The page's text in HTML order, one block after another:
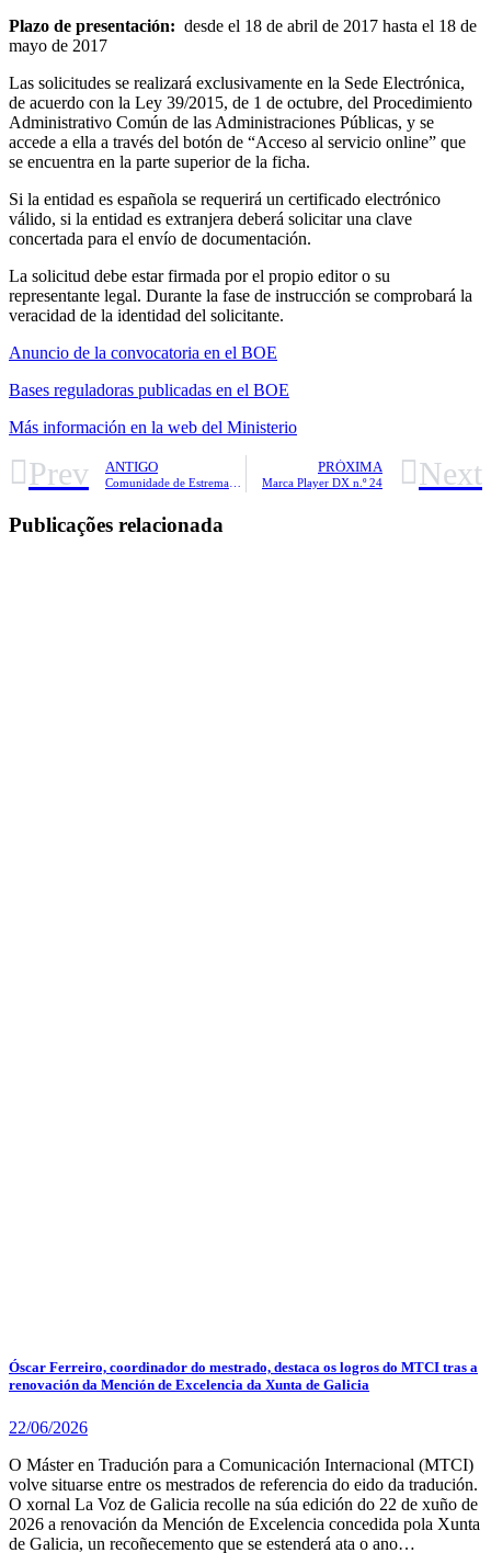
Plazo de presentación: desde el 18 de abril de 2017 hasta el 18 de
mayo de 2017
Las solicitudes se realizará exclusivamente en la Sede Electrónica,
de acuerdo con la Ley 39/2015, de 1 de octubre, del Procedimiento
Administrativo Común de las Administraciones Públicas, y se
accede a ella a través del botón de “Acceso al servicio online” que
se encuentra en la parte superior de la ficha.
Si la entidad es española se requerirá un certificado electrónico
válido, si la entidad es extranjera deberá solicitar una clave
concertada para el envío de documentación.
La solicitud debe estar firmada por el propio editor o su
representante legal. Durante la fase de instrucción se comprobará la
veracidad de la identidad del solicitante.
Anuncio de la convocatoria en el BOE
Bases reguladoras publicadas en el BOE
Más información en la web del Ministerio
Prev ANTIGO PRÓXIMA
Marca Player DX n.º 24 Next
Publicações relacionada
Óscar Ferreiro, coordinador do mestrado, destaca os logros do MTCI tras a
renovación da Mención de Excelencia da Xunta de Galicia
22/06/2026
O Máster en Tradución para a Comunicación Internacional (MTCI)
volve situarse entre os mestrados de referencia do eido da tradución.
O xornal La Voz de Galicia recolle na súa edición do 22 de xuño de
2026 a renovación da Mención de Excelencia concedida pola Xunta
de Galicia, un recoñecemento que se estenderá ata o ano…